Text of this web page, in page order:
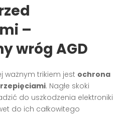
–
wróg AGD
ważnym trikiem jest ochrona
. Nagłe skoki
do uszkodzenia elektroniki
do ich całkowitego